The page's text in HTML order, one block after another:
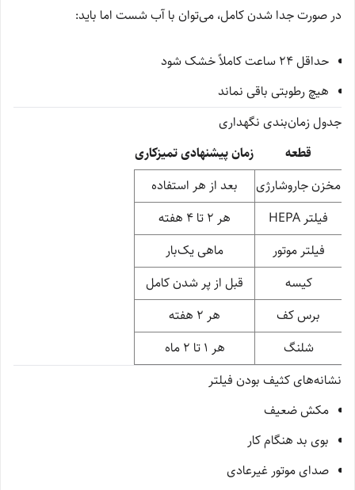
در صورت جدا شدن کامل، می‌توان با آب شست اما باید:
حداقل ۲۴ ساعت کاملاً خشک شود
هیچ رطوبتی باقی نماند
جدول زمان‌بندی نگهداری
قطعه
زمان پیشنهادی تمیزکاری
مخزن جاروشارژی
بعد از هر استفاده
فیلتر HEPA
هر ۲ تا ۴ هفته
فیلتر موتور
ماهی یک‌بار
کیسه
قبل از پر شدن کامل
برس کف
هر ۲ هفته
شلنگ
هر ۱ تا ۲ ماه
نشانه‌های کثیف بودن فیلتر
مکش ضعیف
بوی بد هنگام کار
صدای موتور غیرعادی